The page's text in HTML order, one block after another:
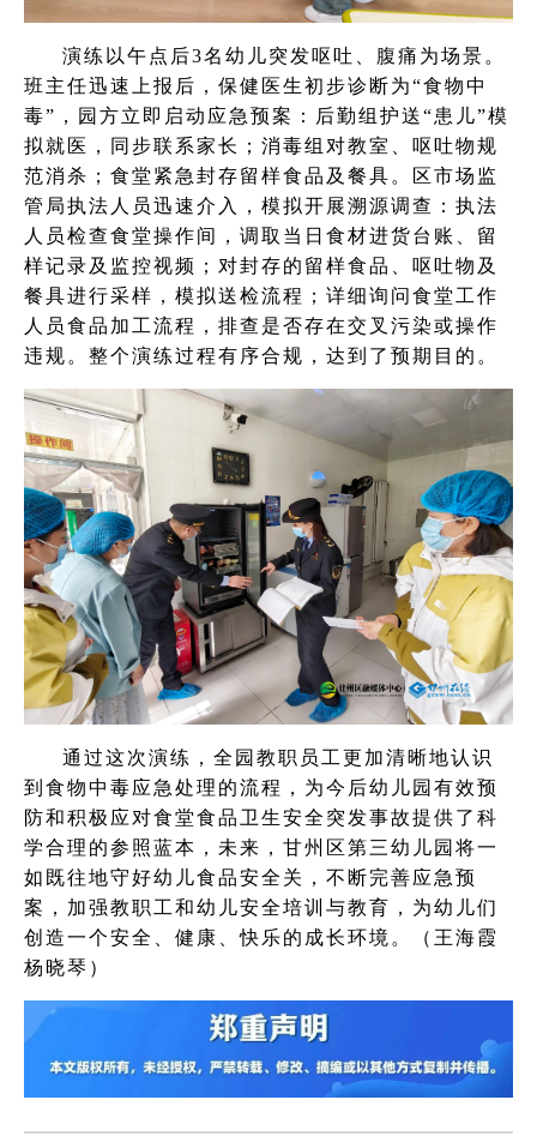
演练以午点后3名幼儿突发呕吐、腹痛为场景。
班主任迅速上报后，保健医生初步诊断为“食物中
毒”，园方立即启动应急预案：后勤组护送“患儿”模
拟就医，同步联系家长；消毒组对教室、呕吐物规
范消杀；食堂紧急封存留样食品及餐具。区市场监
管局执法人员迅速介入，模拟开展溯源调查：执法
人员检查食堂操作间，调取当日食材进货台账、留
样记录及监控视频；对封存的留样食品、呕吐物及
餐具进行采样，模拟送检流程；详细询问食堂工作
人员食品加工流程，排查是否存在交叉污染或操作
违规。整个演练过程有序合规，达到了预期目的。
通过这次演练，全园教职员工更加清晰地认识
到食物中毒应急处理的流程，为今后幼儿园有效预
防和积极应对食堂食品卫生安全突发事故提供了科
学合理的参照蓝本，未来，甘州区第三幼儿园将一
如既往地守好幼儿食品安全关，不断完善应急预
案，加强教职工和幼儿安全培训 与教育 ，为幼儿们
创造一个安全、健康、快乐的成长环境。（ 王海霞
杨晓琴 ）